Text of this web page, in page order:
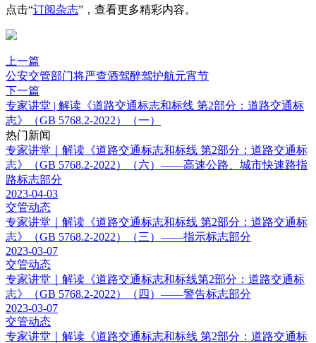
点击“订阅杂志”，查看更多精彩内容。
上一篇
公安交管部门将严查酒驾醉驾护航元宵节
下一篇
专家讲堂 | 解读《道路交通标志和标线 第2部分：道路交通标
志》（GB 5768.2-2022）（一）
热门新闻
专家讲堂｜解读《道路交通标志和标线 第2部分：道路交通标
志》（GB 5768.2-2022）（六）——高速公路、城市快速路指
路标志部分
2023-04-03
交管动态
专家讲堂｜解读《道路交通标志和标线 第2部分：道路交通标
志》（GB 5768.2-2022）（三）——指示标志部分
2023-03-07
交管动态
专家讲堂｜解读《道路交通标志和标线第2部分：道路交通标
志》（GB 5768.2-2022）（四）——警告标志部分
2023-03-07
交管动态
专家讲堂｜解读《道路交通标志和标线 第2部分：道路交通标